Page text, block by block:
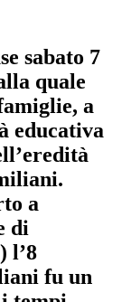
sabato 7
quale
, a
educativa
a
di
l’8
fu un